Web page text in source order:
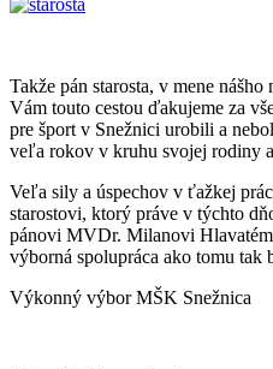
Takže pán starosta, v mene
Vám touto cestou ďakujeme za
pre šport v Snežnici urobili a
veľa rokov v kruhu svojej rodiny
Veľa sily a úspechov v ťažkej
starostovi, ktorý práve v týchto
pánovi MVDr. Milanovi
výborná spolupráca ako tomu tak
Výkonný výbor MŠK Snežnica